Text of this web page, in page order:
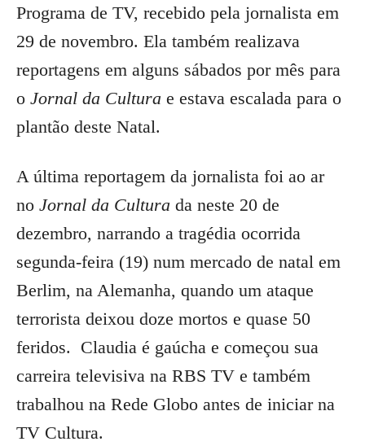
Programa de TV, recebido pela jornalista em
29 de novembro. Ela também realizava
reportagens em alguns sábados por mês para
o Jornal da Cultura e estava escalada para o
plantão deste Natal.
A última reportagem da jornalista foi ao ar
no Jornal da Cultura da neste 20 de
dezembro, narrando a tragédia ocorrida
segunda-feira (19) num mercado de natal em
Berlim, na Alemanha, quando um ataque
terrorista deixou doze mortos e quase 50
feridos. Claudia é gaúcha e começou sua
carreira televisiva na RBS TV e também
trabalhou na Rede Globo antes de iniciar na
TV Cultura.